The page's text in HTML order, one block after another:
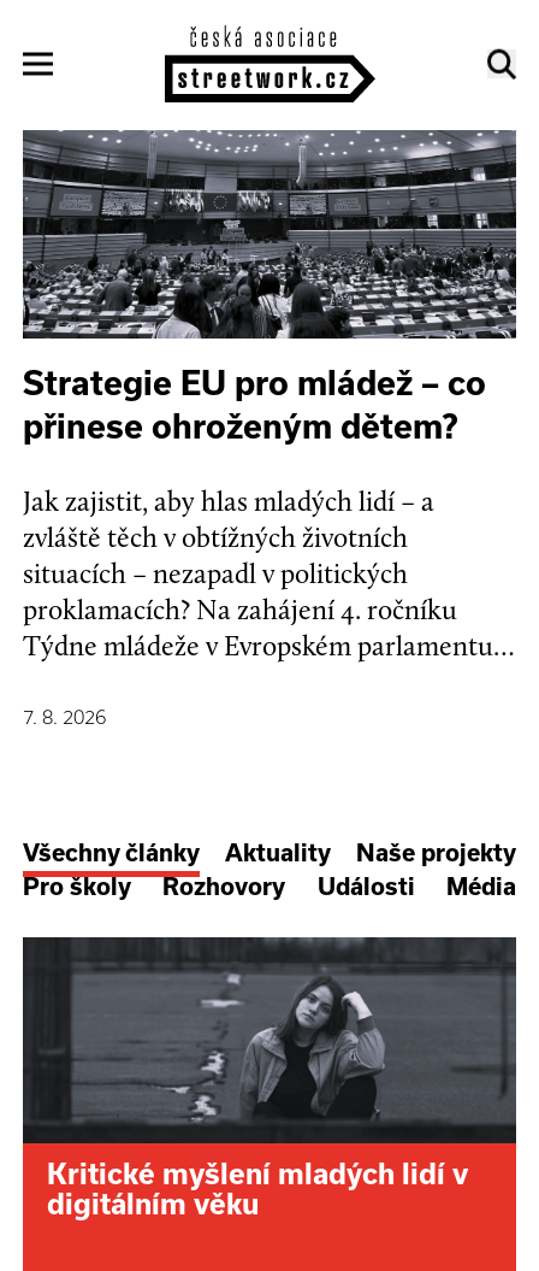
Strategie EU pro mládež – co
přinese ohroženým dětem?
Jak zajistit, aby hlas mladých lidí – a
zvláště těch v obtížných životních
situacích – nezapadl v politických
proklamacích? Na zahájení 4. ročníku
Týdne mládeže v Evropském parlamentu v
stakeholdeři zapojili do formulování nové
7. 8. 2026
Všechny články Aktuality
Naše projekty
Pro školy
Rozhovory Události Média
Kritické myšlení mladých lidí v
digitálním věku